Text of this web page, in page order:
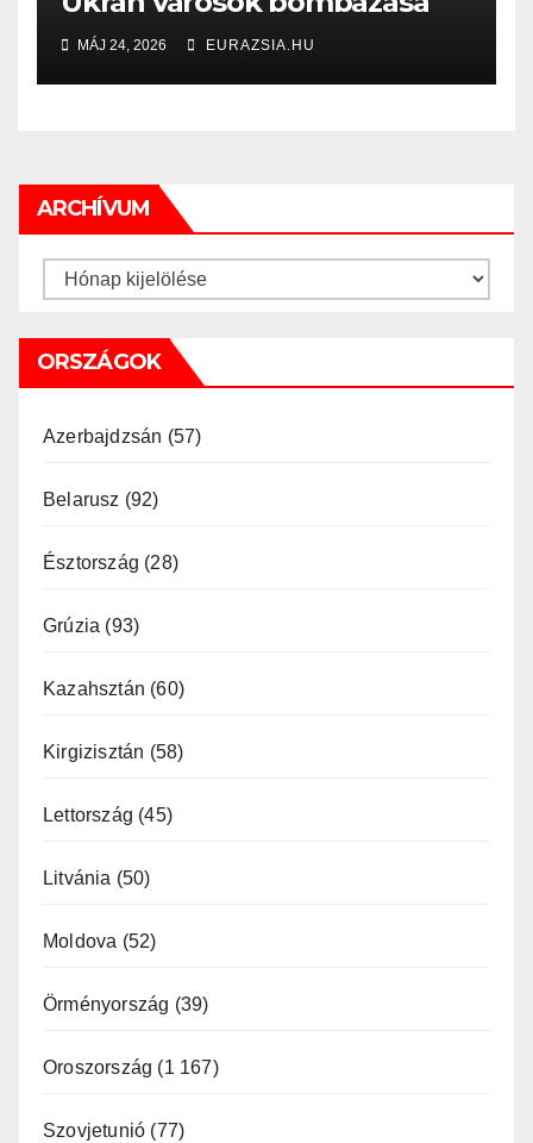
MÁJ 24, 2026 EURAZSIA.HU
ARCHÍVUM
Archívum
ORSZÁGOK
Azerbajdzsán (57)
Belarusz (92)
Észtország (28)
Grúzia (93)
Kazahsztán (60)
Kirgizisztán (58)
Lettország (45)
Litvánia (50)
Moldova (52)
Örményország (39)
Oroszország (1 167)
Szovjetunió (77)